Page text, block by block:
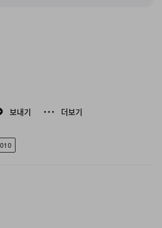
더해 강한 충격까지 효과적으로
완성한다.
보내기 더보기